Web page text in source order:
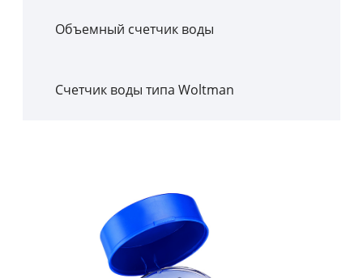
Объемный счетчик воды
Счетчик воды типа Woltman